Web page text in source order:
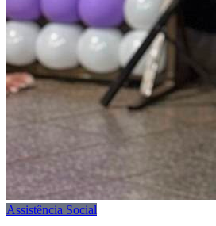
Assistência Social